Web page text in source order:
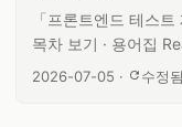
「프론트엔드 테스
목차 보기 · 용어집
스트 환경을 붙이는
글 작성일:
2026-07-05 · 수정